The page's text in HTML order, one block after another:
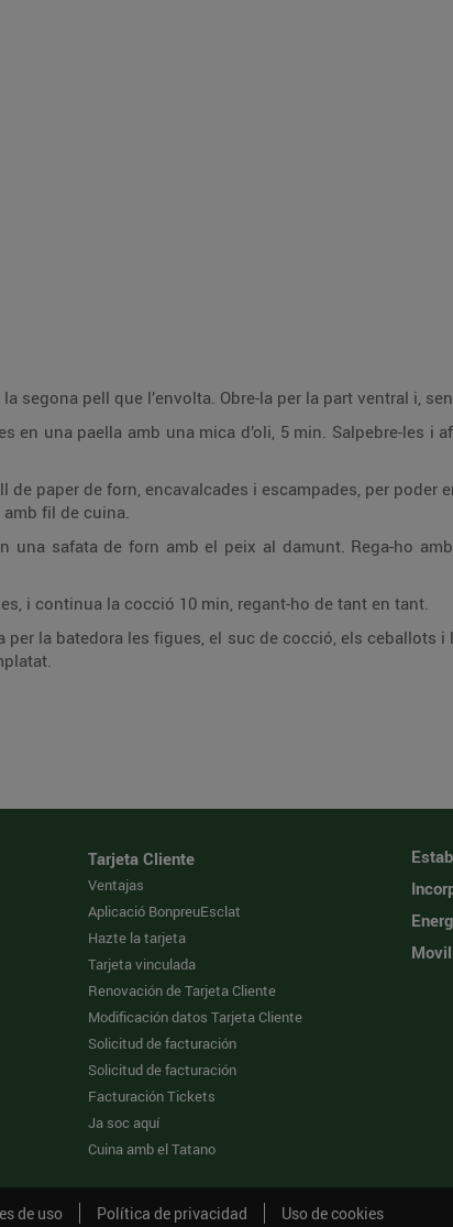
segona pell que l’envolta. Obre-la per la part ventral i,
en una paella amb una mica d’oli, 5 min. Salpebre-les i
paper de forn, encavalcades i escampades, per
fil de cuina.
una safata de forn amb el peix al damunt. Rega-ho
i continua la cocció 10 min, regant-ho de tant en tant.
la batedora les figues, el suc de cocció, els ceballots i
Tarjeta Cliente
Ventajas
Aplicació BonpreuEsclat
Hazte la tarjeta
Tarjeta vinculada
Renovación de Tarjeta Cliente
Modificación datos Tarjeta Cliente
Solicitud de facturación
Solicitud de facturación
Facturación Tickets
Ja soc aquí
Cuina amb el Tatano
de uso Política de privacidad Uso de cookies